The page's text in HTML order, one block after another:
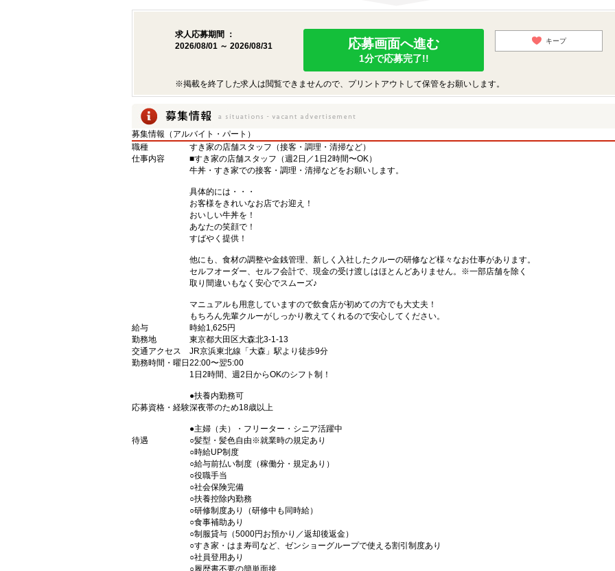
求人応募期間 ：
2026/08/01 ～ 2026/08/31
応募画面へ進む
1分で応募完了!!
キープ
※掲載を終了した求人は閲覧できませんので、プリントアウトして保管をお願いします。
募集情報（アルバイト・パート）
職種
すき家の店舗スタッフ（接客・調理・清掃など）
仕事内容
■すき家の店舗スタッフ（週2日／1日2時間〜OK）
牛丼・すき家での接客・調理・清掃などをお願いします。
具体的には・・・
お客様をきれいなお店でお迎え！
おいしい牛丼を！
あなたの笑顔で！
すばやく提供！
他にも、食材の調整や金銭管理、新しく入社したクルーの研修など様々なお仕事があります。
セルフオーダー、セルフ会計で、現金の受け渡しはほとんどありません。※一部店舗を除く
取り間違いもなく安心でスムーズ♪
マニュアルも用意していますので飲食店が初めての方でも大丈夫！
もちろん先輩クルーがしっかり教えてくれるので安心してください。
給与
時給1,625円
勤務地
東京都大田区大森北3-1-13
交通アクセス
JR京浜東北線「大森」駅より徒歩9分
勤務時間・曜日 22:00〜翌5:00
1日2時間、週2日からOKのシフト制！
●扶養内勤務可
応募資格・経験深夜帯のため18歳以上
●主婦（夫）・フリーター・シニア活躍中
待遇
○髪型・髪色自由※就業時の規定あり
○時給UP制度
○給与前払い制度（稼働分・規定あり）
○役職手当
○社会保険完備
○扶養控除内勤務
○研修制度あり（研修中も同時給）
○食事補助あり
○制服貸与（5000円お預かり／返却後返金）
○すき家・はま寿司など、ゼンショーグループで使える割引制度あり
○社員登用あり
○履歴書不要の簡単面接